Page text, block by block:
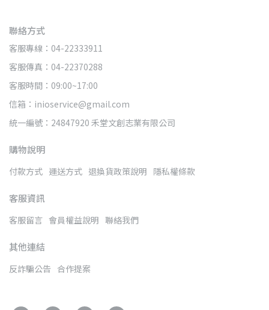
聯絡方式
客服專線：04-22333911
客服傳真：04-22370288
客服時間：09:00~17:00
信箱：inioservice@gmail.com
統一編號：24847920 禾堂文創志業有限公司
購物說明
付款方式 運送方式 退換貨政策說明 隱私權條款
客服資訊
客服留言 會員權益說明 聯絡我們
其他連結
反詐騙公告 合作提案